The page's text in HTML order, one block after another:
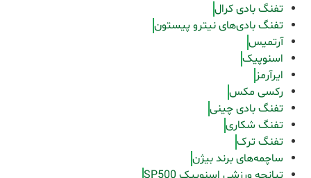
تفنگ بادی کرال
تفنگ بادی‌های نیترو پیستون
آرتمیس
اسنوپیک
ایرآرمز
رکسی مکس
تفنگ بادی چینی
تفنگ شکاری
تفنگ ترک
ساچمه‌های برند بیژن